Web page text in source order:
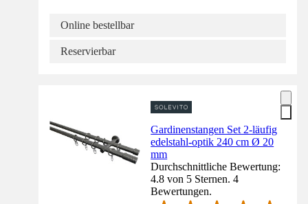
Online bestellbar
Reservierbar
Gardinenstangen Set 2-läufig
edelstahl-optik 240 cm Ø 20
mm
Durchschnittliche Bewertung:
4.8 von 5 Sternen. 4
Bewertungen.